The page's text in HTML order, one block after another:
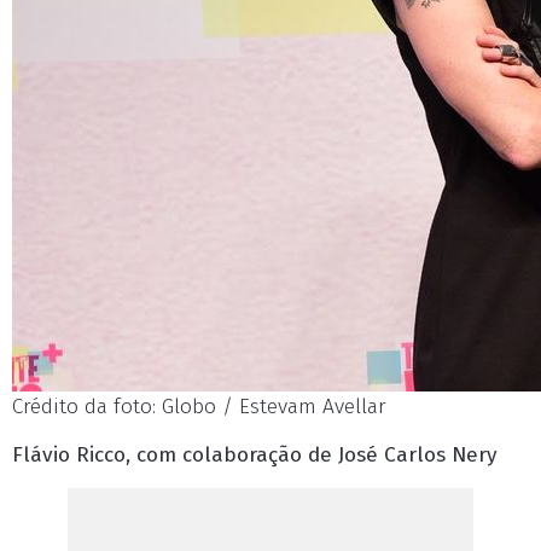
Crédito da foto: Globo / Estevam Avellar
Flávio Ricco, com colaboração de José Carlos Nery